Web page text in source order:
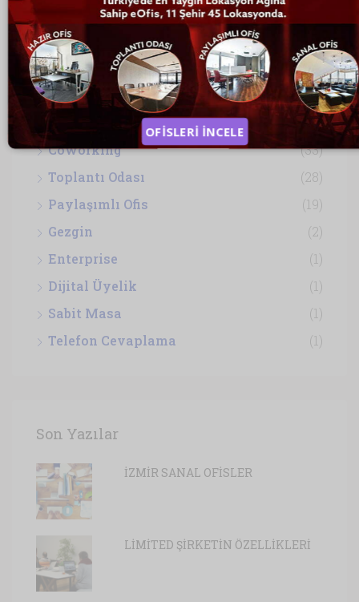
Ofis Kategorileri
Hazır Ofis
(74)
(36)
Coworking
(33)
Toplantı Odası
(28)
Paylaşımlı Ofis
(19)
Gezgin
(2)
Enterprise
(1)
Dijital Üyelik
(1)
Sabit Masa
(1)
Telefon Cevaplama
(1)
Son Yazılar
İZMİR SANAL OFİSLER
LİMİTED ŞİRKETİN ÖZELLİKLERİ
OFİSLERİ İNCELE